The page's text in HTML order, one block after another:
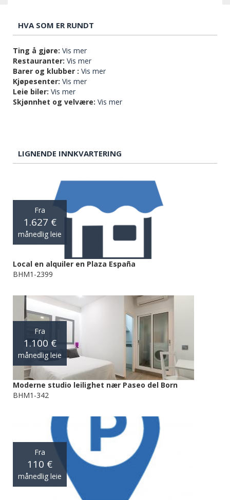
HVA SOM ER RUNDT
Ting å gjøre: Vis mer
Restauranter: Vis mer
Barer og klubber : Vis mer
Kjøpesenter: Vis mer
Leie biler: Vis mer
Skjønnhet og velvære: Vis mer
LIGNENDE INNKVARTERING
Fra
1.627 €
månedlig leie
Local en alquiler en Plaza España
BHM1-2399
Fra
1.100 €
månedlig leie
Moderne studio leilighet nær Paseo del Born
BHM1-342
Fra
110 €
månedlig leie